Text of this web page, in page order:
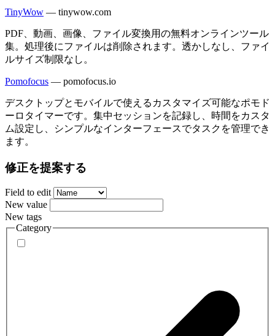
TinyWow — tinywow.com
PDF、動画、画像、ファイル変換用の無料オンラインツール
集。処理後にファイルは削除されます。透かしなし、ファイ
ルサイズ制限なし。
Pomofocus — pomofocus.io
デスクトップとモバイルで使えるカスタマイズ可能なポモド
ーロタイマーです。集中セッションを記録し、時間をカスタ
ム設定し、シンプルなインターフェースでタスクを管理でき
ます。
修正を提案する
Field to edit
New value
New tags
Category